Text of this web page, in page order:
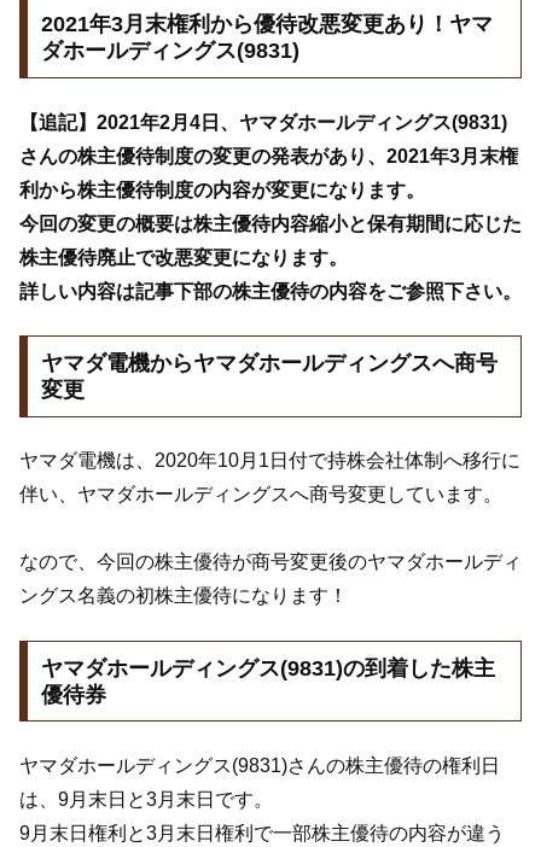
2021年3月末権利から優待改悪変更あり！ヤマ
ダホールディングス(9831)
【追記】2021年2月4日、ヤマダホールディングス(9831)
さんの株主優待制度の変更の発表があり、2021年3月末権
利から株主優待制度の内容が変更になります。
今回の変更の概要は株主優待内容縮小と保有期間に応じた
株主優待廃止で改悪変更になります。
詳しい内容は記事下部の株主優待の内容をご参照下さい。
ヤマダ電機からヤマダホールディングスへ商号
変更
ヤマダ電機は、2020年10月1日付で持株会社体制へ移行に
伴い、ヤマダホールディングスへ商号変更しています。
なので、今回の株主優待が商号変更後のヤマダホールディ
ングス名義の初株主優待になります！
ヤマダホールディングス(9831)の到着した株主
優待券
ヤマダホールディングス(9831)さんの株主優待の権利日
は、9月末日と3月末日です。
9月末日権利と3月末日権利で一部株主優待の内容が違う